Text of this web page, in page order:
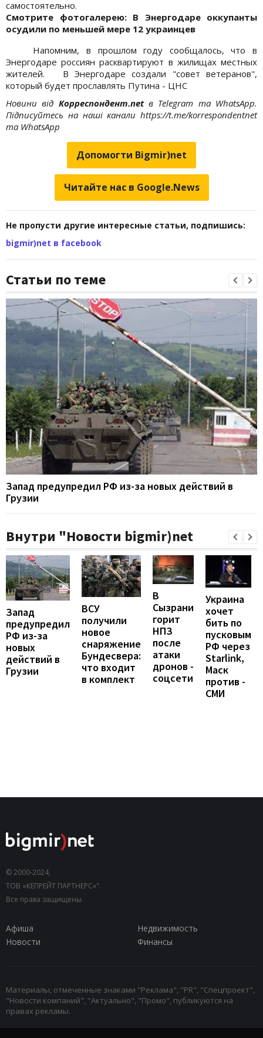
самостоятельно.
Cмотрите фотогалерею: В Энергодаре оккупанты
осудили по меньшей мере 12 украинцев
Напомним, в прошлом году сообщалось, что в
Энергодаре россиян расквартируют в жилищах местных
жителей. В Энергодаре создали "совет ветеранов",
который будет прославлять Путина - ЦНС
Новини від Корреспондент.netв Telegram та WhatsApp.
Підписуйтесь на наші канали https://t.me/korrespondentnet
та WhatsApp
Допомогти Bigmir)net
Читайте нас в Google.News
Не пропусти другие интересные статьи, подпишись:
bigmir)net в facebook
Статьи по теме
Запад предупредил РФ из-за новых действий в
Грузии
Внутри "Новости bigmir)net
Запад
предупредил
РФ из-за
новых
действий в
Грузии
ВСУ
получили
новое
снаряжение
Бундесвера:
что входит
в комплект
В
Сызрани
горит
НПЗ
после
атаки
дронов -
соцсети
Украина
хочет
бить по
пусковым
РФ через
Starlink,
Маск
против -
СМИ
© 2000-2024,
ТОВ «КЕПРЕЙТ ПАРТНЕРС»".
Все права защищены.
Афиша
Недвижимость
Новости
Финансы
Материалы, отмеченные знаками "Реклама", "PR", "Спецпроект",
"Новости компаний", "Актуально", "Промо", публикуются на
правах рекламы.